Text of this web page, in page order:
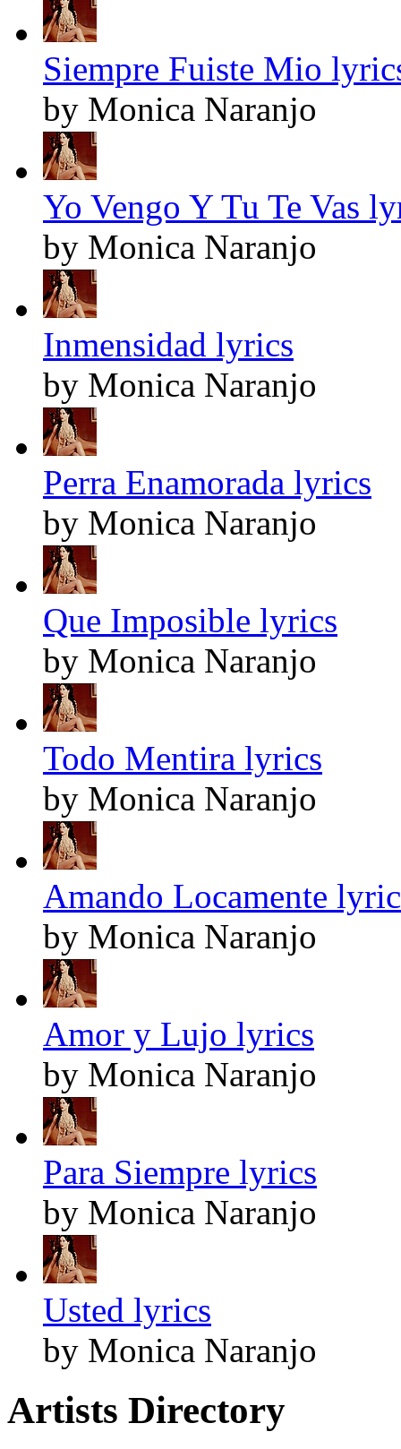
Siempre Fuiste Mio
by Monica Naranjo
Yo Vengo Y Tu Te Vas
by Monica Naranjo
Inmensidad lyrics
by Monica Naranjo
Perra Enamorada lyrics
by Monica Naranjo
Que Imposible lyrics
by Monica Naranjo
Todo Mentira lyrics
by Monica Naranjo
Amando Locamente
by Monica Naranjo
Amor y Lujo lyrics
by Monica Naranjo
Para Siempre lyrics
by Monica Naranjo
Usted lyrics
by Monica Naranjo
Artists Directory